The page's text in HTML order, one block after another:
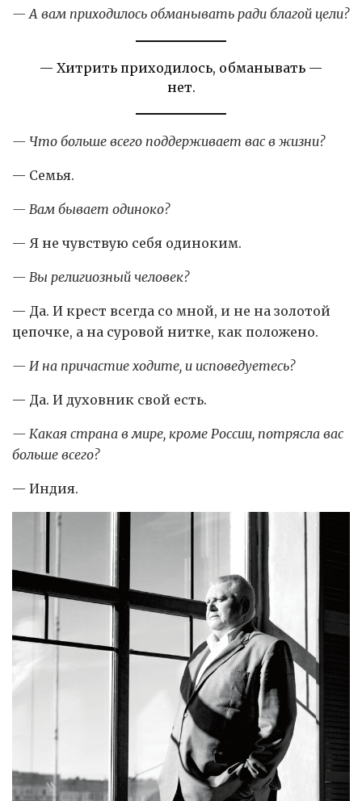
— А вам приходилось обманывать ради благой цели?
— Хитрить приходилось, обманывать —
нет.
— Что больше всего поддерживает вас в жизни?
— Семья.
— Вам бывает одиноко?
— Я не чувствую себя одиноким.
— Вы религиозный человек?
— Да. И крест всегда со мной, и не на золотой
цепочке, а на суровой нитке, как положено.
— И на причастие ходите, и исповедуетесь?
— Да. И духовник свой есть.
— Какая страна в мире, кроме России, потрясла вас
больше всего?
— Индия.